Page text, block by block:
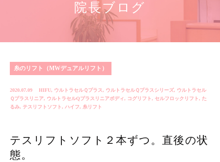
院長ブログ
糸のリフト（MWデュアルリフト）
2020.07.09 HIFU, ウルトラセルＱプラス, ウルトラセルＱプラスシリーズ, ウルトラセル
Ｑプラスリニア, ウルトラセルQプラスリニアボディ, コグリフト, セルフロックリフト, た
るみ, テスリフトソフト, ハイフ, 糸リフト
テスリフトソフト２本ずつ。直後の状
態。